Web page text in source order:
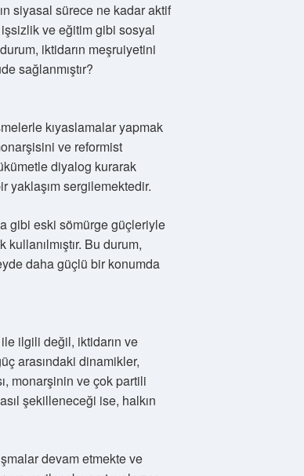
siyasal sürece ne kadar aktif
ve eğitim gibi sosyal
iktidarın meşruiyetini
sağlanmıştır?
kıyaslamalar yapmak
ve reformist
diyalog kurarak
yaklaşım sergilemektedir.
gibi eski sömürge güçleriyle
Bu durum,
daha güçlü bir konumda
ilgili değil, iktidarın ve
arasındaki dinamikler,
monarşinin ve çok partili
şekilleneceği ise, halkın
devam etmekte ve